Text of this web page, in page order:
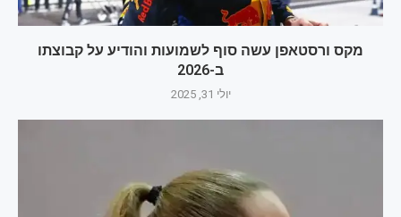
מקס ורסטאפן עשה סוף לשמועות והודיע על קבוצתו
ב-2026
יולי 31, 2025